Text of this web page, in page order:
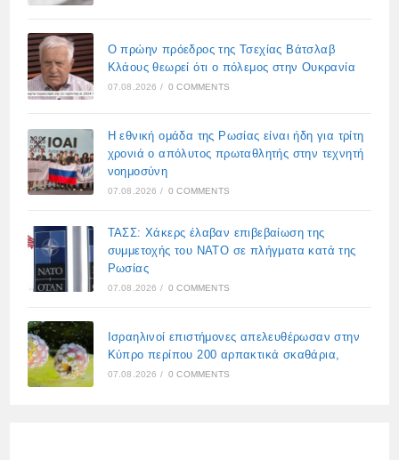
Ο πρώην πρόεδρος της Τσεχίας Βάτσλαβ
Κλάους θεωρεί ότι ο πόλεμος στην Ουκρανία
07.08.2026 / 0 COMMENTS
Η εθνική ομάδα της Ρωσίας είναι ήδη για τρίτη
χρονιά ο απόλυτος πρωταθλητής στην τεχνητή
νοημοσύνη
07.08.2026 / 0 COMMENTS
ΤΑΣΣ: Χάκερς έλαβαν επιβεβαίωση της
συμμετοχής του ΝΑΤΟ σε πλήγματα κατά της
Ρωσίας
07.08.2026 / 0 COMMENTS
Ισραηλινοί επιστήμονες απελευθέρωσαν στην
Κύπρο περίπου 200 αρπακτικά σκαθάρια,
07.08.2026 / 0 COMMENTS